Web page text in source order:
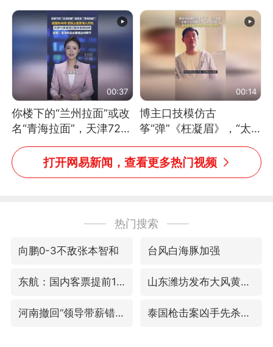
燃香烟 当事人：已报警
处理
可以不要把我遣返回国”
00:37
你楼下的“兰州拉面”或改
名“青海拉面”，天津72家
面馆已集体更换招牌
00:14
博主口技模仿古
筝“弹”《枉凝眉》，“太
像了～你是吃古筝长大的
吗？”“或将成为首位考级
不带古筝的选手。”（来
打开网易新闻，查看更多热门视频
热门搜索
向鹏0-3不敌张本智和 台风白海豚加强
东航：国内客票提前14天免费退改 山东潍坊发布大风黄色预警
河南撤回“领导带薪错峰休假”通知 泰国枪击案凶手先杀祖父母后行凶